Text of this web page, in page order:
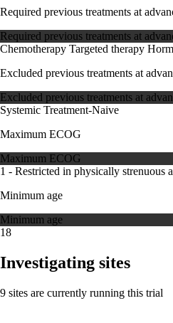
Required previous treatments at
Required previous treatments at
Chemotherapy Targeted therapy
Excluded previous treatments at
Excluded previous treatments at
Systemic Treatment-Naive
Maximum ECOG
Maximum ECOG
1 - Restricted in physically strenuous
Minimum age
Minimum age
18
Investigating sites
9 sites are currently running this trial